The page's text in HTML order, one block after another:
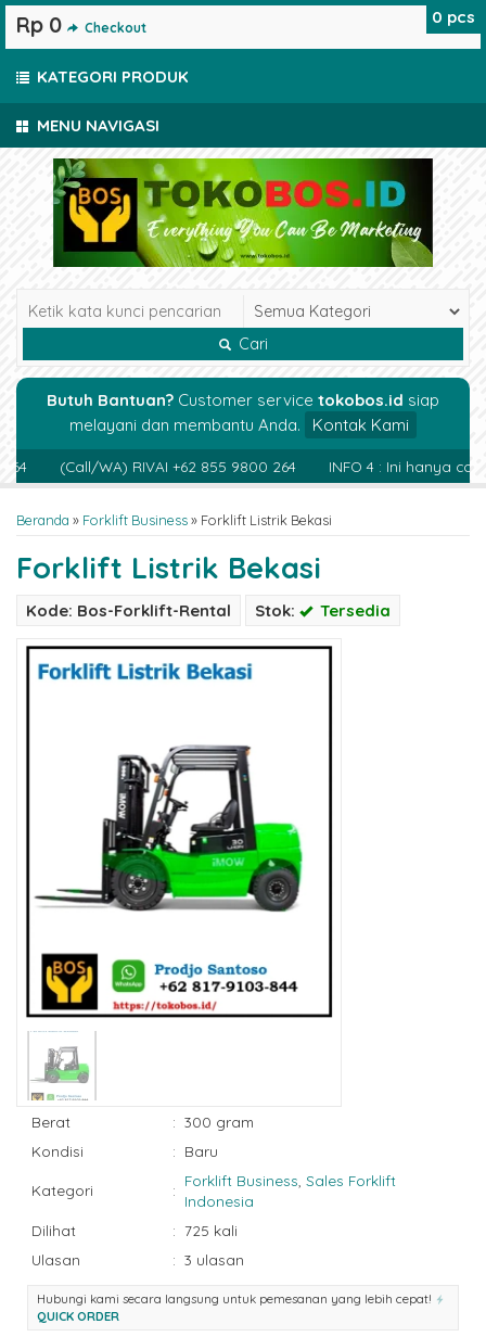
MENU NAVIGASI
Cari
Butuh Bantuan? Customer service tokobos.id siap
melayani dan membantu Anda.
Kontak Kami
(Call/WA) RIVAI +62 855 9800 264 INFO 4 : Ini hanya
Beranda » Forklift Business» Forklift Listrik Bekasi
Forklift Listrik Bekasi
Kode: Bos-Forklift-Rental Stok: Tersedia
Berat : 300 gram
Kondisi
: Baru
Kategori :
Forklift Business Sales Forklift
Indonesia
Dilihat
: 725 kali
Ulasan
: 3 ulasan
Hubungi kami secara langsung untuk pemesanan yang lebih cepat!
QUICK ORDER
0 pcs
Rp 0 Checkout
KATEGORI PRODUK